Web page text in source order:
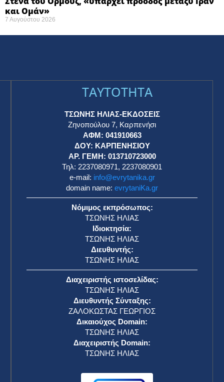
και Ομάν»
7 Αυγούστου 2026
TAYTOTHTA
ΤΣΩΝΗΣ ΗΛΙΑΣ-ΕΚΔΟΣΕΙΣ
Ζηνοπούλου 7, Καρπενήσι
ΑΦΜ: 041910663
ΔΟΥ: ΚΑΡΠΕΝΗΣΙΟΥ
ΑΡ. ΓΕΜΗ: 013710723000
Τηλ: 2237080971, 2237080901
e-mail: info@evrytanika.gr
domain name: evrytaniKa.gr
Νόμιμος εκπρόσωπος:
ΤΣΩΝΗΣ ΗΛΙΑΣ
Ιδιοκτησία:
ΤΣΩΝΗΣ ΗΛΙΑΣ
Διευθυντής:
ΤΣΩΝΗΣ ΗΛΙΑΣ
Διαχειριστής ιστοσελίδας:
ΤΣΩΝΗΣ ΗΛΙΑΣ
Διευθυντής Σύνταξης:
ΖΑΛΟΚΩΣΤΑΣ ΓΕΩΡΓΙΟΣ
Δικαιούχος Domain:
ΤΣΩΝΗΣ ΗΛΙΑΣ
Διαχειριστής Domain:
ΤΣΩΝΗΣ ΗΛΙΑΣ